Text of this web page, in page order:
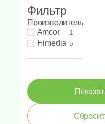
Фильтр
Производитель
Amcor
1
Himedia 5